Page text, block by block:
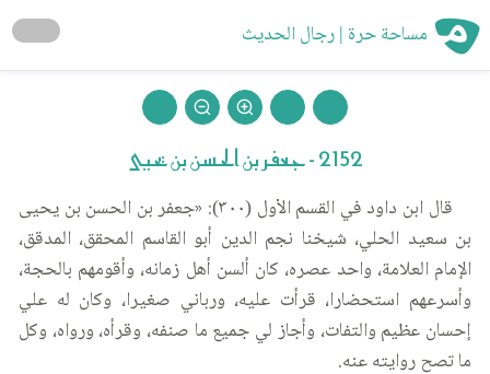
مساحة حرة | رجال الحديث
2152 - جعفر بن الحسن بن يحيى
قال ابن داود في القسم الأول (٣٠٠): «جعفر بن الحسن بن يحيى
بن سعيد الحلي، شيخنا نجم الدين أبو القاسم المحقق، المدقق،
الإمام العلامة، واحد عصره، كان ألسن أهل زمانه، وأقومهم بالحجة،
وأسرعهم استحضارا، قرأت عليه، ورباني صغيرا، وكان له علي
إحسان عظيم والتفات، وأجاز لي جميع ما صنفه، وقرأه، ورواه، وكل
ما تصح روايته عنه.